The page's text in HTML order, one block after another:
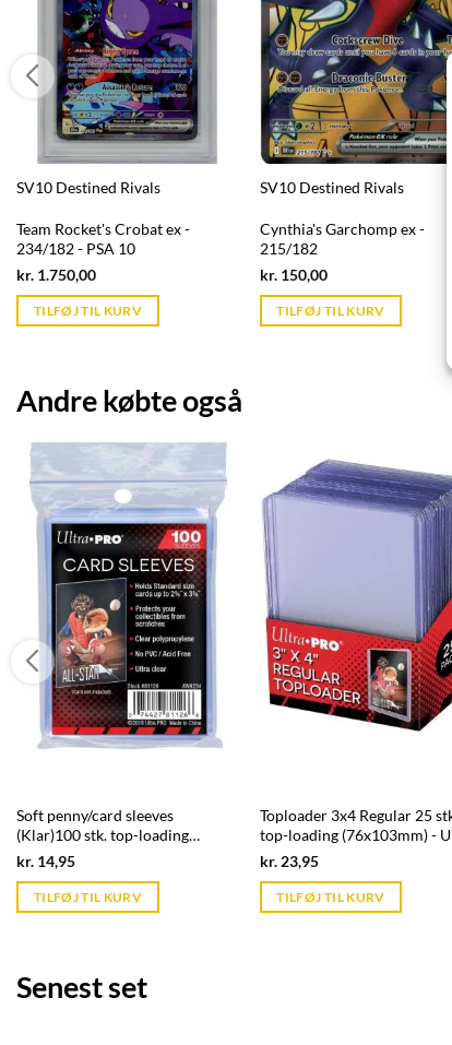
SV10 Destined Rivals
Team Rocket's Crobat ex -
234/182 - PSA 10
kr. 1.750,00Current
is:
kr. 39,95.
TILFØJ TIL KURV
SV10 Destined Rivals
Cynthia's Garchomp ex -
215/182
kr.150,00Current
is:
kr. 39,95.
TILFØJ TIL KURV
Andre købte også
Soft penny/card sleeves
(Klar)100 stk. top-loading
(66,7x92mm) - Ultra Pro
kr. 14,95Current
is:
kr. 39,95.
TILFØJ TIL KURV
Toploader 3x4 Regular 25
top-loading (76x103mm) -
Pro
kr.23,95Current
is:
kr. 39,95.
TILFØJ TIL KURV
Senest set